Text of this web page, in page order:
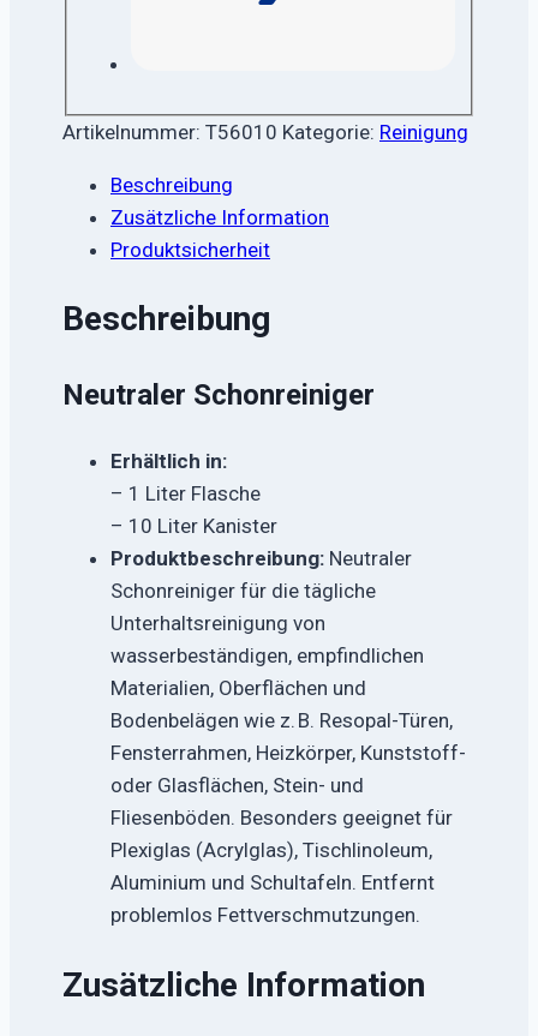
Artikelnummer: T56010 Kategorie: Reinigung
Beschreibung
Zusätzliche Information
Produktsicherheit
Beschreibung
Neutraler Schonreiniger
Erhältlich in:
– 1 Liter Flasche
– 10 Liter Kanister
Produktbeschreibung: Neutraler
Schonreiniger für die tägliche
Unterhaltsreinigung von
wasserbeständigen, empfindlichen
Materialien, Oberflächen und
Bodenbelägen wie z. B. Resopal-Türen,
Fensterrahmen, Heizkörper, Kunststoff-
oder Glasflächen, Stein- und
Fliesenböden. Besonders geeignet für
Plexiglas (Acrylglas), Tischlinoleum,
Aluminium und Schultafeln. Entfernt
problemlos Fettverschmutzungen.
Zusätzliche Information